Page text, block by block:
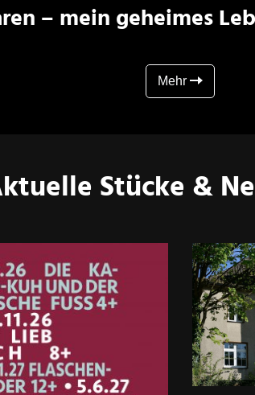
– mein geheimes
Mehr
Stücke &